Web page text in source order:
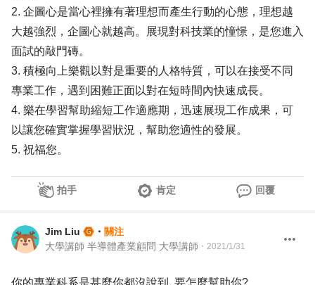
2. 企圖心是當心裡擁有著理想而產生行動的心態，理想越
大越強烈，企圖心就越高。展現對科技業的憧憬，是您進入
面試的敲門磚。
3. 積極向上樂觀以對是重要的人格特質，可以在接受不同
專業工作，遇到困難正面以對在短時間內快速成長。
4. 樂在學習幫助縮短工作適應期，迅速展現工作成果，可
以讓您確實掌握學習狀況，幫助您適性的發展。
5. 祝福您。
拍手 肯定 回覆
Jim Liu ・ 關注
大學講師 半導體產業顧問 大學講師 ・ 2021/1/31
你的專業科系是甚麼你都沒說到, 要怎麼幫助你?